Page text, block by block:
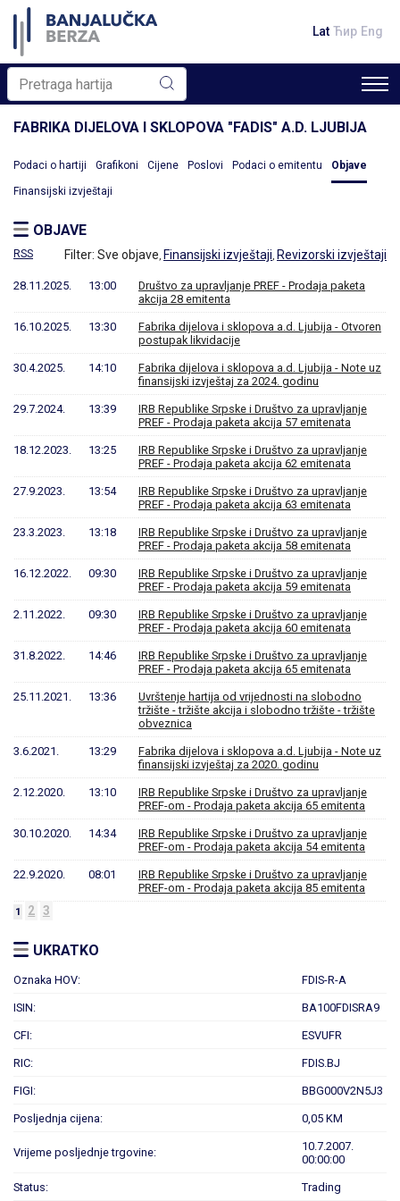
Lat Ћир Eng
FABRIKA DIJELOVA I SKLOPOVA "FADIS" A.D. LJUBIJA
Podaci o hartiji Grafikoni Cijene Poslovi Podaci o emitentu Objave
Finansijski izvještaji
OBJAVE
RSS Filter: Sve objave, Finansijski izvještaji, Revizorski izvještaji
28.11.2025. 13:00
Društvo za upravljanje PREF - Prodaja paketa
akcija 28 emitenta
16.10.2025. 13:30
Fabrika dijelova i sklopova a.d. Ljubija - Otvoren
postupak likvidacije
30.4.2025. 14:10
Fabrika dijelova i sklopova a.d. Ljubija - Note uz
finansijski izvještaj za 2024. godinu
29.7.2024. 13:39
IRB Republike Srpske i Društvo za upravljanje
PREF - Prodaja paketa akcija 57 emitenata
18.12.2023. 13:25
IRB Republike Srpske i Društvo za upravljanje
PREF - Prodaja paketa akcija 62 emitenata
27.9.2023. 13:54
IRB Republike Srpske i Društvo za upravljanje
PREF - Prodaja paketa akcija 63 emitenata
23.3.2023. 13:18
IRB Republike Srpske i Društvo za upravljanje
PREF - Prodaja paketa akcija 58 emitenata
16.12.2022. 09:30
IRB Republike Srpske i Društvo za upravljanje
PREF - Prodaja paketa akcija 59 emitenata
2.11.2022. 09:30
IRB Republike Srpske i Društvo za upravljanje
PREF - Prodaja paketa akcija 60 emitenata
31.8.2022. 14:46
IRB Republike Srpske i Društvo za upravljanje
PREF - Prodaja paketa akcija 65 emitenata
25.11.2021. 13:36
Uvrštenje hartija od vrijednosti na slobodno
tržište - tržište akcija i slobodno tržište - tržište
obveznica
3.6.2021. 13:29
Fabrika dijelova i sklopova a.d. Ljubija - Note uz
finansijski izvještaj za 2020. godinu
2.12.2020. 13:10
IRB Republike Srpske i Društvo za upravljanje
PREF-om - Prodaja paketa akcija 65 emitenta
30.10.2020. 14:34
IRB Republike Srpske i Društvo za upravljanje
PREF-om - Prodaja paketa akcija 54 emitenta
22.9.2020. 08:01
IRB Republike Srpske i Društvo za upravljanje
PREF-om - Prodaja paketa akcija 85 emitenta
1 2 3
UKRATKO
Oznaka HOV: FDIS-R-A
ISIN: BA100FDISRA9
CFI: ESVUFR
RIC: FDIS.BJ
FIGI: BBG000V2N5J3
Posljednja cijena: 0,05 KM
Vrijeme posljednje trgovine:
10.7.2007.
00:00:00
Status: Trading